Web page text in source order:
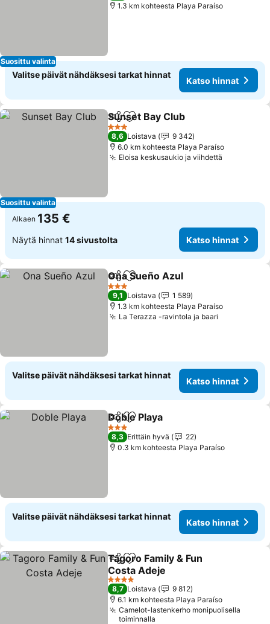
Suosittu valinta
1.3 km kohteesta Playa Paraíso
Valitse päivät nähdäksesi tarkat hinnat
Katso hinnat
Suosittu valinta
Jaa Lisää suosikkeihin
Sunset Bay Club
3 Tähtiluokitus
8,6 Loistava
9 342
6.0 km kohteesta Playa Paraíso
Eloisa keskusaukio ja viihdettä
Alkaen 135 €
Näytä hinnat 14 sivustolta Katso hinnat
Jaa Lisää suosikkeihin
Ona Sueño Azul
3 Tähtiluokitus
9,1 Loistava
1 589
1.3 km kohteesta Playa Paraíso
La Terazza -ravintola ja baari
Valitse päivät nähdäksesi tarkat hinnat
Katso hinnat
Jaa Lisää suosikkeihin
Doble Playa
3 Tähtiluokitus
8,3 Erittäin hyvä
22
0.3 km kohteesta Playa Paraíso
Valitse päivät nähdäksesi tarkat hinnat
Katso hinnat
Jaa Lisää suosikkeihin
Tagoro Family & Fun
Costa Adeje
4 Tähtiluokitus
8,7 Loistava
9 812
6.1 km kohteesta Playa Paraíso
Camelot-lastenkerho monipuolisella
toiminnalla